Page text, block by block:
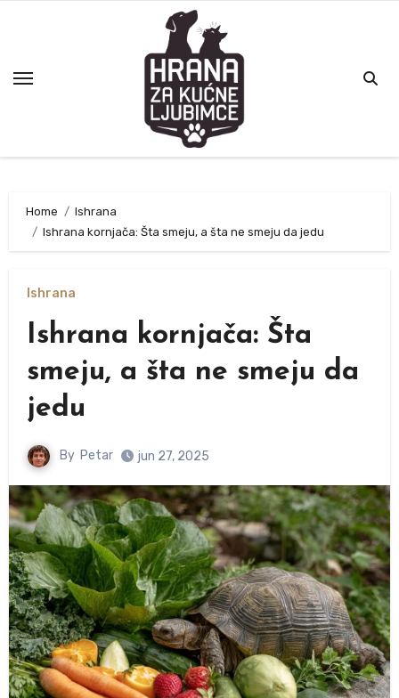
Home
Ishrana
Ishrana kornjača: Šta smeju, a šta ne smeju da jedu
Ishrana
Ishrana kornjača: Šta
smeju, a šta ne smeju da
jedu
By Petar jun 27, 2025